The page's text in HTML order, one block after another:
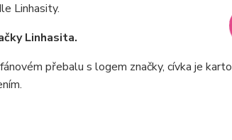
Linhasity.
Linhasita.
přebalu s logem značky, cívka je